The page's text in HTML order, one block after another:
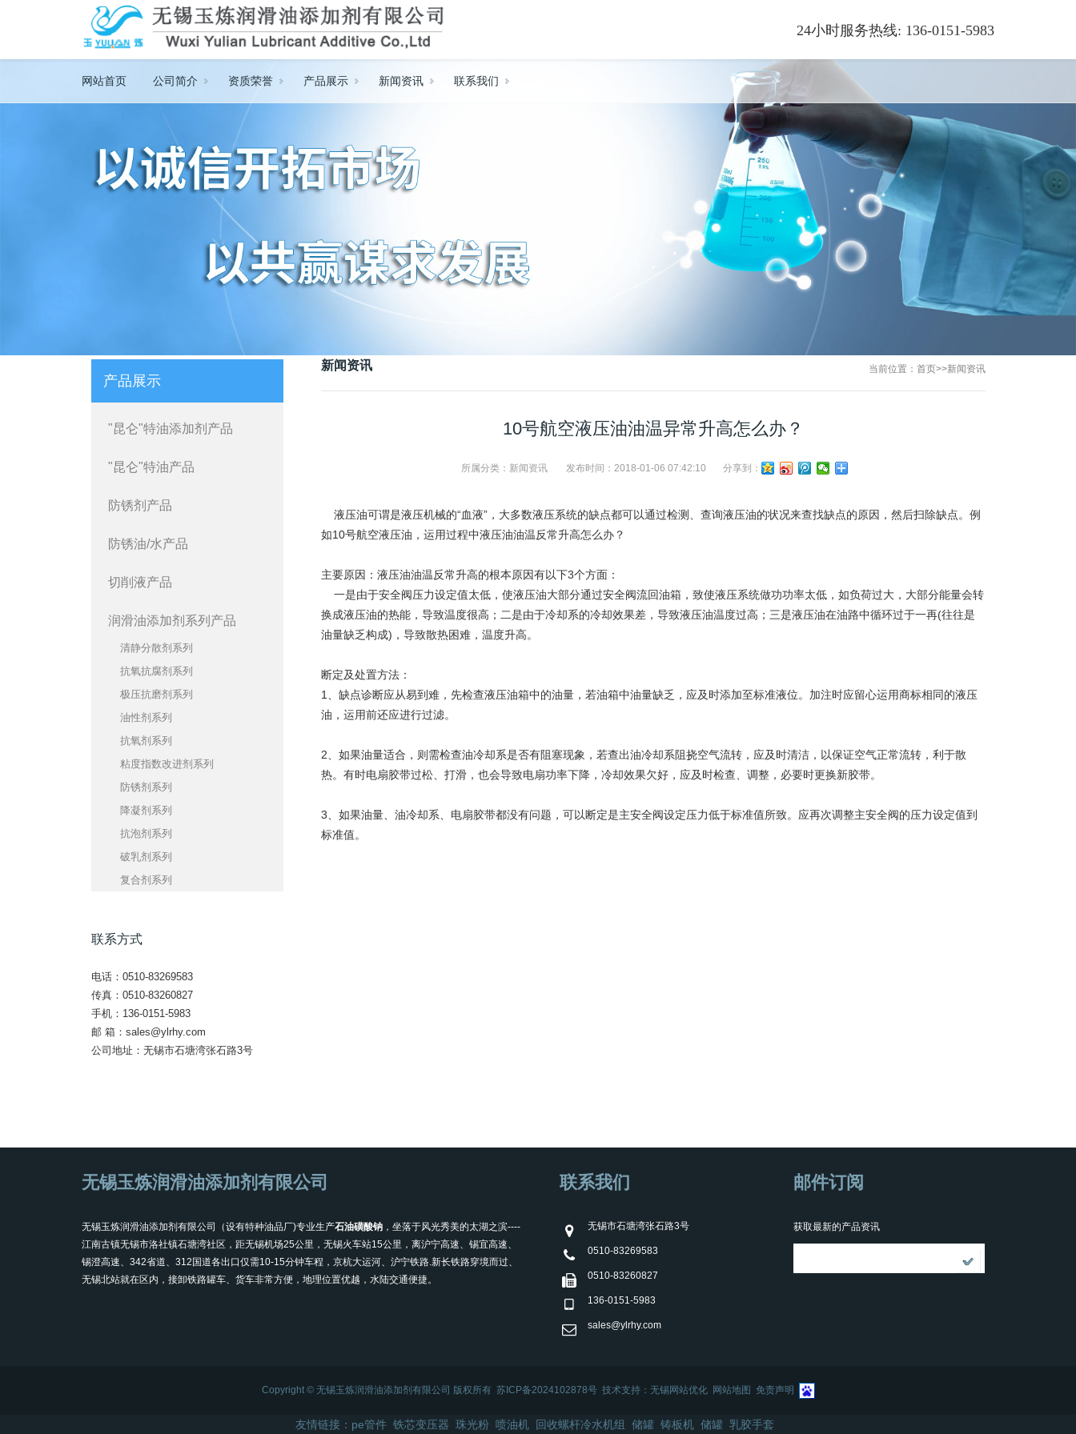
24小时服务热线: 136-0151-5983
网站首页 公司简介 资质荣誉 产品展示 新闻资讯 联系我们
当前位置： 首页>>新闻资讯
新闻资讯
10号航空液压油油温异常升高怎么办？
所属分类： 新闻资讯 发布时间： 2018-01-06 07:42:10 分享到：
液压油可谓是液压机械的“血液”，大多数液压系统的缺点都可以通过检测、查询液压油的状况来查找缺点的原因，然后扫除缺点。例
如10号航空液压油，运用过程中液压油油温反常升高怎么办？
主要原因：液压油油温反常升高的根本原因有以下3个方面：
一是由于安全阀压力设定值太低，使液压油大部分通过安全阀流回油箱，致使液压系统做功功率太低，如负荷过大，大部分能量会转
换成液压油的热能，导致温度很高；二是由于冷却系的冷却效果差，导致液压油温度过高；三是液压油在油路中循环过于一再(往往是
油量缺乏构成)，导致散热困难，温度升高。
断定及处置方法：
1、缺点诊断应从易到难，先检查液压油箱中的油量，若油箱中油量缺乏，应及时添加至标准液位。加注时应留心运用商标相同的液压
油，运用前还应进行过滤。
2、如果油量适合，则需检查油冷却系是否有阻塞现象，若查出油冷却系阻挠空气流转，应及时清洁，以保证空气正常流转，利于散
热。有时电扇胶带过松、打滑，也会导致电扇功率下降，冷却效果欠好，应及时检查、调整，必要时更换新胶带。
3、如果油量、油冷却系、电扇胶带都没有问题，可以断定是主安全阀设定压力低于标准值所致。应再次调整主安全阀的压力设定值到
标准值。
产品展示
"昆仑"特油添加剂产品
"昆仑"特油产品
防锈剂产品
防锈油/水产品
切削液产品
润滑油添加剂系列产品
清静分散剂系列
抗氧抗腐剂系列
极压抗磨剂系列
油性剂系列
抗氧剂系列
粘度指数改进剂系列
防锈剂系列
降凝剂系列
抗泡剂系列
破乳剂系列
复合剂系列
联系方式
电话：0510-83269583
传真：0510-83260827
手机：136-0151-5983
邮 箱： sales@ylrhy.com
公司地址：无锡市石塘湾张石路3号
无锡玉炼润滑油添加剂有限公司
无锡玉炼润滑油添加剂有限公司（设有特种油品厂)专业生产石油磺酸钠 ，坐落于风光秀美的太湖之滨----
江南古镇无锡市洛社镇石塘湾社区，距无锡机场25公里，无锡火车站15公里，离沪宁高速、锡宜高速、
锡澄高速、342省道、312国道各出口仅需10-15分钟车程，京杭大运河、沪宁铁路.新长铁路穿境而过、
无锡北站就在区内，接卸铁路罐车、货车非常方便，地理位置优越，水陆交通便捷。
联系我们
无锡市石塘湾张石路3号
0510-83269583
0510-83260827
136-0151-5983
sales@ylrhy.com
邮件订阅
获取最新的产品资讯
Copyright © 无锡玉炼润滑油添加剂有限公司 版权所有 苏ICP备2024102878号 技术支持： 无锡网站优化 网站地图 免责声明
友情链接： pe管件 铁芯变压器 珠光粉 喷油机 回收螺杆冷水机组 储罐 铸板机 储罐 乳胶手套